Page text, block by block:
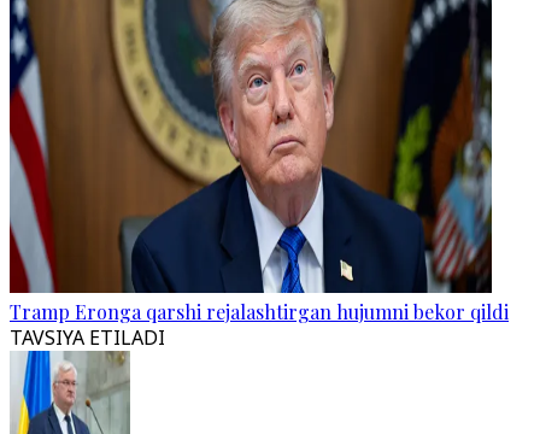
Tramp Eronga qarshi rejalashtirgan hujumni bekor qildi
TAVSIYA ETILADI